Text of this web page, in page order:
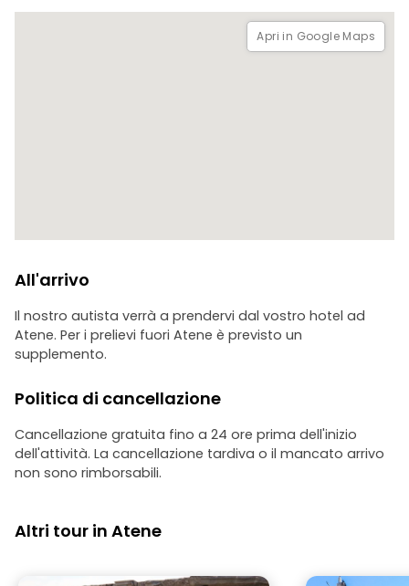
Apri in Google Maps
All'arrivo
Il nostro autista verrà a prendervi dal vostro hotel ad
Atene. Per i prelievi fuori Atene è previsto un
supplemento.
Politica di cancellazione
Cancellazione gratuita fino a 24 ore prima dell'inizio
dell'attività. La cancellazione tardiva o il mancato arrivo
non sono rimborsabili.
Altri tour in Atene